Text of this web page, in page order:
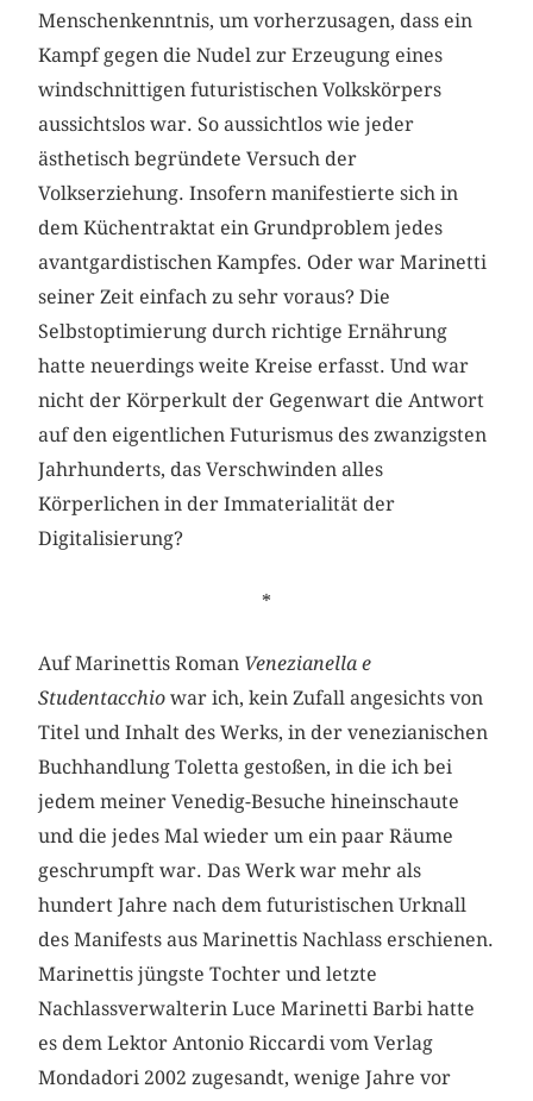
Menschenkenntnis, um vorherzusagen, dass ein
Kampf gegen die Nudel zur Erzeugung eines
windschnittigen futuristischen Volkskörpers
aussichtslos war. So aussichtlos wie jeder
ästhetisch begründete Versuch der
Volkserziehung. Insofern manifestierte sich in
dem Küchentraktat ein Grundproblem jedes
avantgardistischen Kampfes. Oder war Marinetti
seiner Zeit einfach zu sehr voraus? Die
Selbstoptimierung durch richtige Ernährung
hatte neuerdings weite Kreise erfasst. Und war
nicht der Körperkult der Gegenwart die Antwort
auf den eigentlichen Futurismus des zwanzigsten
Jahrhunderts, das Verschwinden alles
Körperlichen in der Immaterialität der
Digitalisierung?
*
Auf Marinettis Roman Venezianella e
Studentacchio war ich, kein Zufall angesichts von
Titel und Inhalt des Werks, in der venezianischen
Buchhandlung Toletta gestoßen, in die ich bei
jedem meiner Venedig-Besuche hineinschaute
und die jedes Mal wieder um ein paar Räume
geschrumpft war. Das Werk war mehr als
hundert Jahre nach dem futuristischen Urknall
des Manifests aus Marinettis Nachlass erschienen.
Marinettis jüngste Tochter und letzte
Nachlassverwalterin Luce Marinetti Barbi hatte
es dem Lektor Antonio Riccardi vom Verlag
Mondadori 2002 zugesandt, wenige Jahre vor